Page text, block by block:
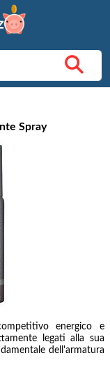
Spray
energico e
legati alla sua
dell'armatura